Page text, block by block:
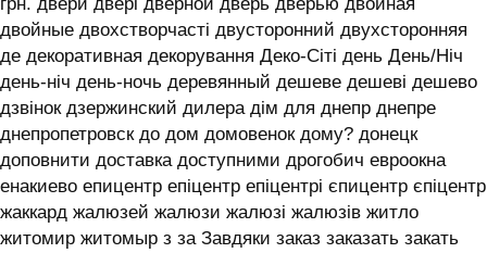
грн. двери двері дверной дверь дверью двойная
двойные двохстворчасті двусторонний двухсторонняя
де декоративная декорування Деко-Сіті день День/Ніч
день-ніч день-ночь деревянный дешеве дешеві дешево
дзвінок дзержинский дилера дім для днепр днепре
днепропетровск до дом домовенок дому? донецк
доповнити доставка доступними дрогобич евроокна
енакиево епицентр епіцентр епіцентрі єпицентр єпіцентр
жаккард жалюзей жалюзи жалюзі жалюзів житло
житомир житомыр з за Завдяки заказ заказать закать